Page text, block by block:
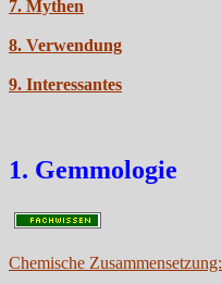
7. Mythen
8. Verwendung
9. Interessantes
1. Gemmologie
Chemische Zusammensetzung: